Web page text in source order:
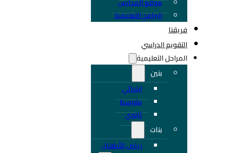
البرامج التعليمية
فريقنا
التقويم الدراسي
المراحل التعليمية
بنين
ابتدائي
متوسط
ثانوي
بنات
رياض الأطفال